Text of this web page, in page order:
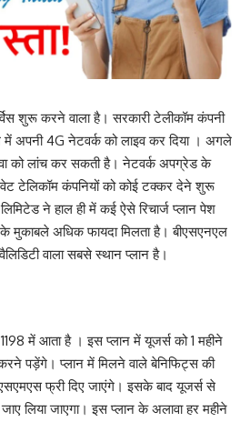
शुरू करने वाला है। सरकारी टेलीकॉम कंपनी
अपनी 4G नेटवर्क को लाइव कर दिया । अगले
को लांच कर सकती है। नेटवर्क अपग्रेड के
टेलिकॉम कंपनियों को कोई टक्कर देने शुरू
ने हाल ही में कई ऐसे रिचार्ज प्लान पेश
मुकाबले अधिक फायदा मिलता है। बीएसएनएल
वाला सबसे स्थान प्लान है।
1198 में आता है । इस प्लान में यूजर्स को 1 महीने
पड़ेंगे। प्लान में मिलने वाले बेनिफिट्स की
फ्री दिए जाएंगे। इसके बाद यूजर्स से
लिया जाएगा। इस प्लान के अलावा हर महीने